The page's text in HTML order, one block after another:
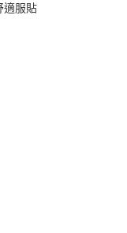
）商業銀行
方式。 讓您購物簡單
結，可透過四大超商／
環箱包裝寄出
適服貼